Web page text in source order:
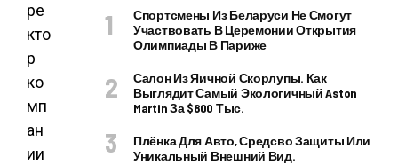
ре
кто
р
ко
мп
ан
ии
Спортсмены Из Беларуси Не Смогут
Участвовать В Церемонии Открытия
Олимпиады В Париже
Салон Из Яичной Скорлупы. Как
Выглядит Самый Экологичный Aston
Martin За $800 Тыс.
Плёнка Для Авто, Средсво Защиты Или
Уникальный Внешний Вид.